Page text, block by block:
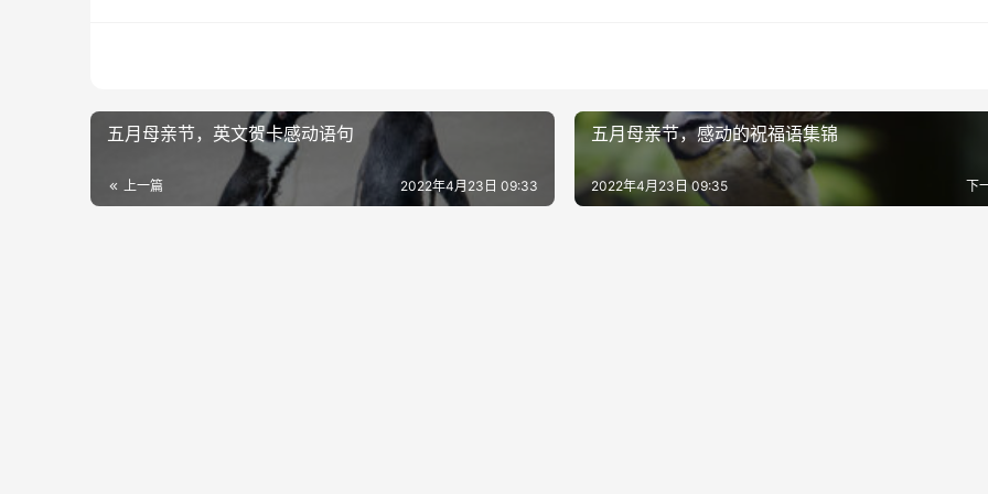
五月母亲节，英文贺卡感动语句
上一篇 2022年4月23日 09:33
五月母亲节，感动的祝福语集锦
下
2022年4月23日 09:35